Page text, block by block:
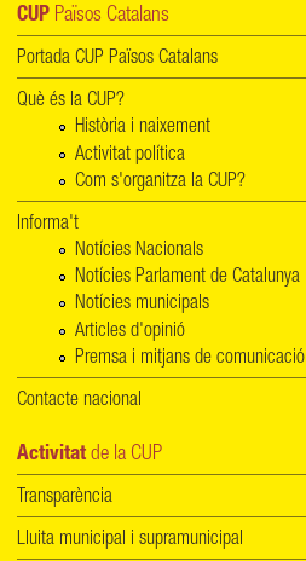
CUP Països Catalans
Portada CUP Països Catalans
Què és la CUP?
Història i naixement
Activitat política
Com s'organitza la CUP?
Informa't
Notícies Nacionals
Notícies Parlament de Catalunya
Notícies municipals
Articles d'opinió
Premsa i mitjans de comunicació
Contacte nacional
Activitat de la CUP
Transparència
Lluita municipal i supramunicipal